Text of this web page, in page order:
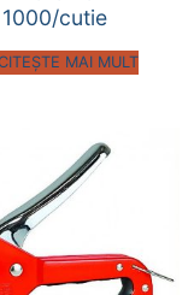
1000/cutie
MAI MULT